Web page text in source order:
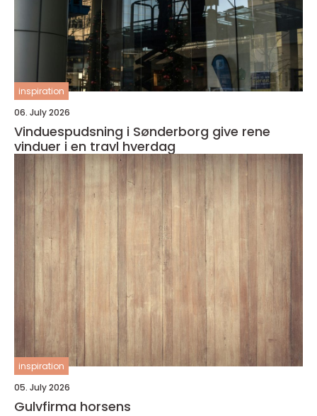
inspiration
06. July 2026
Vinduespudsning i Sønderborg give rene
vinduer i en travl hverdag
inspiration
05. July 2026
Gulvfirma horsens